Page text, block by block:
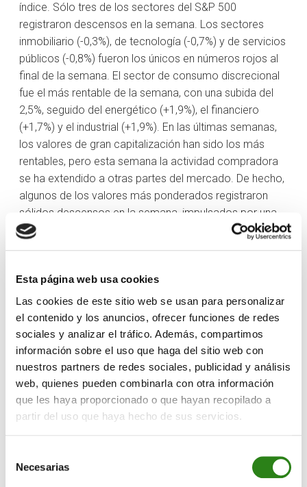
Esta página web usa cookies
Las cookies de este sitio web se usan para personalizar
el contenido y los anuncios, ofrecer funciones de redes
sociales y analizar el tráfico. Además, compartimos
información sobre el uso que haga del sitio web con
nuestros partners de redes sociales, publicidad y análisis
web, quienes pueden combinarla con otra información
que les haya proporcionado o que hayan recopilado a
partir del uso que haya hecho de sus servicios.
Necesarias
índice. Sólo tres de los sectores del S&P 500
registraron descensos en la semana. Los sectores
inmobiliario (-0,3%), de tecnología (-0,7%) y de servicios
públicos (-0,8%) fueron los únicos en números rojos al
final de la semana. El sector de consumo discrecional
fue el más rentable de la semana, con una subida del
2,5%, seguido del energético (+1,9%), el financiero
(+1,7%) y el industrial (+1,9%). En las últimas semanas,
los valores de gran capitalización han sido los más
rentables, pero esta semana la actividad compradora
se ha extendido a otras partes del mercado. De hecho,
algunos de los valores más ponderados registraron
sólidos descensos en la semana, impulsados por una
persistente sensación de consolidación. NVIDIA
(NVDA) bajó un 4% respecto a la semana pasada y
pero no disuadieron a los compradores en el mercado
bursátil. La rentabilidad de los bonos a 2 años subió 5
puntos básicos en la semana, hasta el 4,73%. La
rentabilidad de los bonos a 10 años subió cinco puntos
básicos esta semana, hasta el 4,26%.
Informe semanal
Escrito por